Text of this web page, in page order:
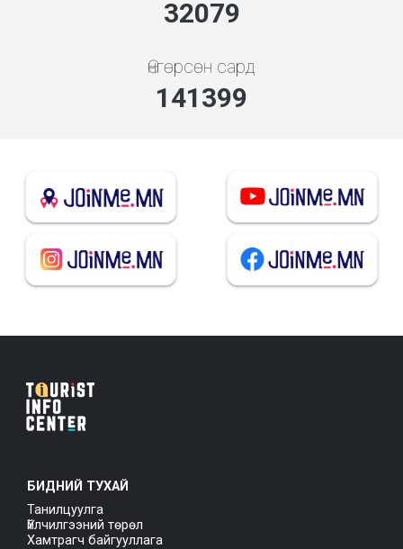
32079
Өнгөрсөн сард
141399
БИДНИЙ ТУХАЙ
Танилцуулга
Үйлчилгээний төрөл
Хамтрагч байгууллага